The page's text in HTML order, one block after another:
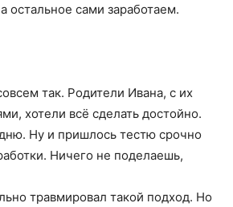
остальное сами заработаем.
так. Родители Ивана, с их
хотели всё сделать достойно.
Ну и пришлось тестю срочно
Ничего не поделаешь,
травмировал такой подход. Но